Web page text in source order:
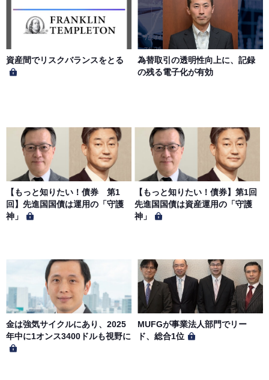
本サイトに掲載された情報、写真、その他の著作物は、当
社もしくは著作物の著作者または著作権者に帰属するもの
とします。会員は、当社著作物について複製、転用、公衆
送信、譲渡、翻案および翻訳などの著作権、商標権などを
侵害する行為を行ってはならないものとします。
サイトのサービス内容を変更する場合があります。
第７条（個人情報の取扱い）
当社は、会員の個人情報を別途オンライン上に掲示する
「プライバシーポリシー」に基づき、適切に取り扱うもの
とします。
資産間でリスクバランスをとる
為替取引の透明性向上に、記録
の残る電子化が有効
【もっと知りたい！債券 第1
回】先進国国債は運用の「守護
神」
【もっと知りたい！債券】第1回
先進国国債は資産運用の「守護
神」
金は強気サイクルにあり、2025
年中に1オンス3400ドルも視野に
MUFGが事業法人部門でリー
ド、総合1位